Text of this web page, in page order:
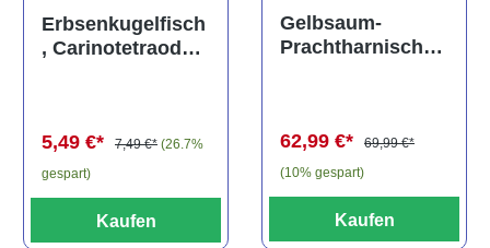
Durchschnittliche Bewertung von 5 von 5 Sternen
Erbsenkugelfisch
, Carinotetraodon
5,49 €* 7,49 €* (26.7%
gespart)
Kaufen
Gelbsaum-
Prachtharnischw
62,99 €*
69,99 €*
(10% gespart)
Kaufen